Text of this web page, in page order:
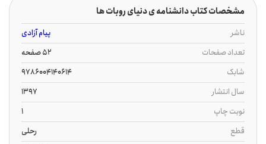
مشخصات کتاب دانشنامه ی دنیای روبات ها
ناشر
پیام آزادی
تعداد صفحات
52 صفحه
شابک
9786004140614
سال انتشار
1397
نوبت چاپ
1
قطع
رحلی